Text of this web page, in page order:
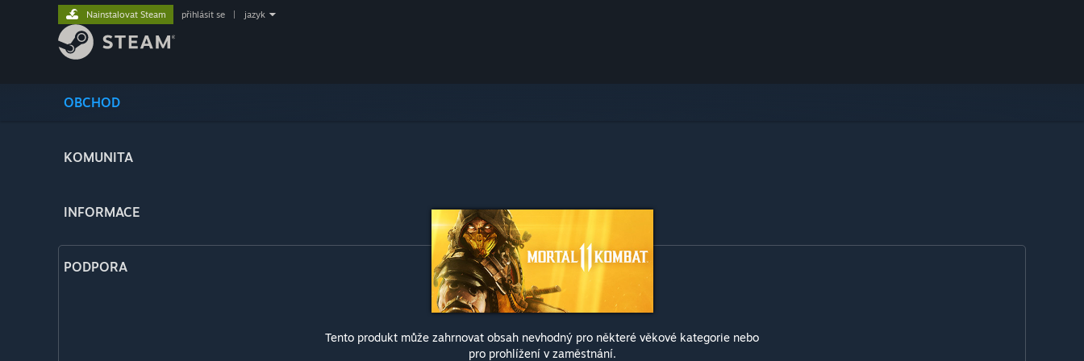
OBCHOD
KOMUNITA
INFORMACE
PODPORA
Nainstalovat Steam přihlásit se jazyk
Tento produkt může zahrnovat obsah nevhodný pro některé věkové kategorie nebo
pro prohlížení v zaměstnání.